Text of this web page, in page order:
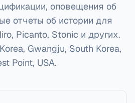
оповещения об
отчеты об истории для
Picanto, Stonic и других.
Gwangju, South Korea,
Point, USA.